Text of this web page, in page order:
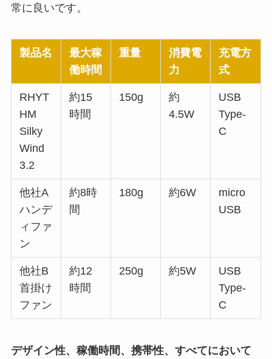
常に良いです。
製品名
最大稼
働時間
重量
消費電
力
充電方
式
RHYT
HM
Silky
Wind
3.2
約15
時間
150g
約
4.5W
USB
Type-
C
他社A
ハンデ
ィファ
ン
約8時
間
180g 約6W
micro
USB
他社B
首掛け
ファン
約12
時間
250g 約5W
USB
Type-
C
デザイン性、稼働時間、携帯性、すべてにおいて